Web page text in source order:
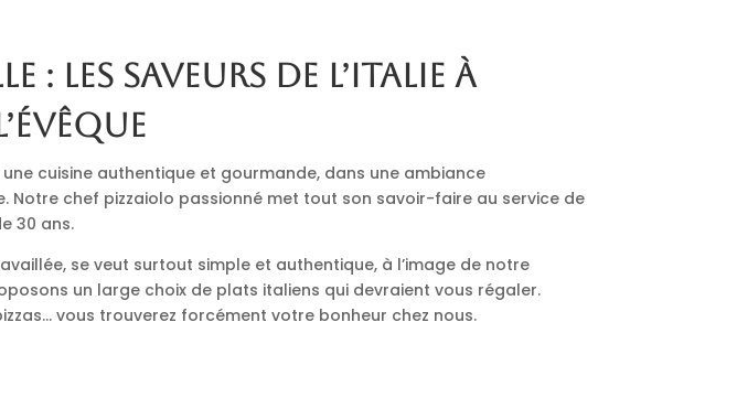
: les saveurs de l’Italie à
cuisine authentique et gourmande, dans une ambiance
Notre chef pizzaiolo passionné met tout son savoir-faire au service de
30 ans.
se veut surtout simple et authentique, à l’image de notre
un large choix de plats italiens qui devraient vous régaler.
vous trouverez forcément votre bonheur chez nous.